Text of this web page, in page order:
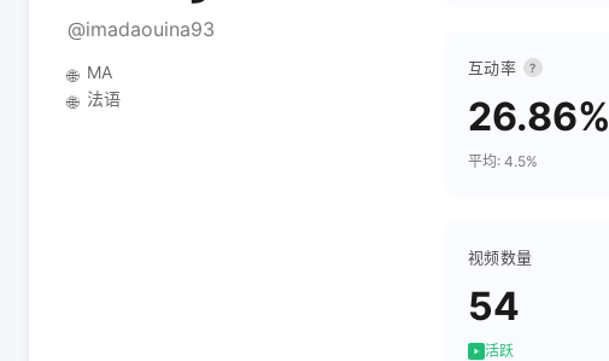
@imadaouina93
🌐 MA
🌐 法语
互动率 ?
26.86%
平均: 4.5%
视频数量
54
活跃